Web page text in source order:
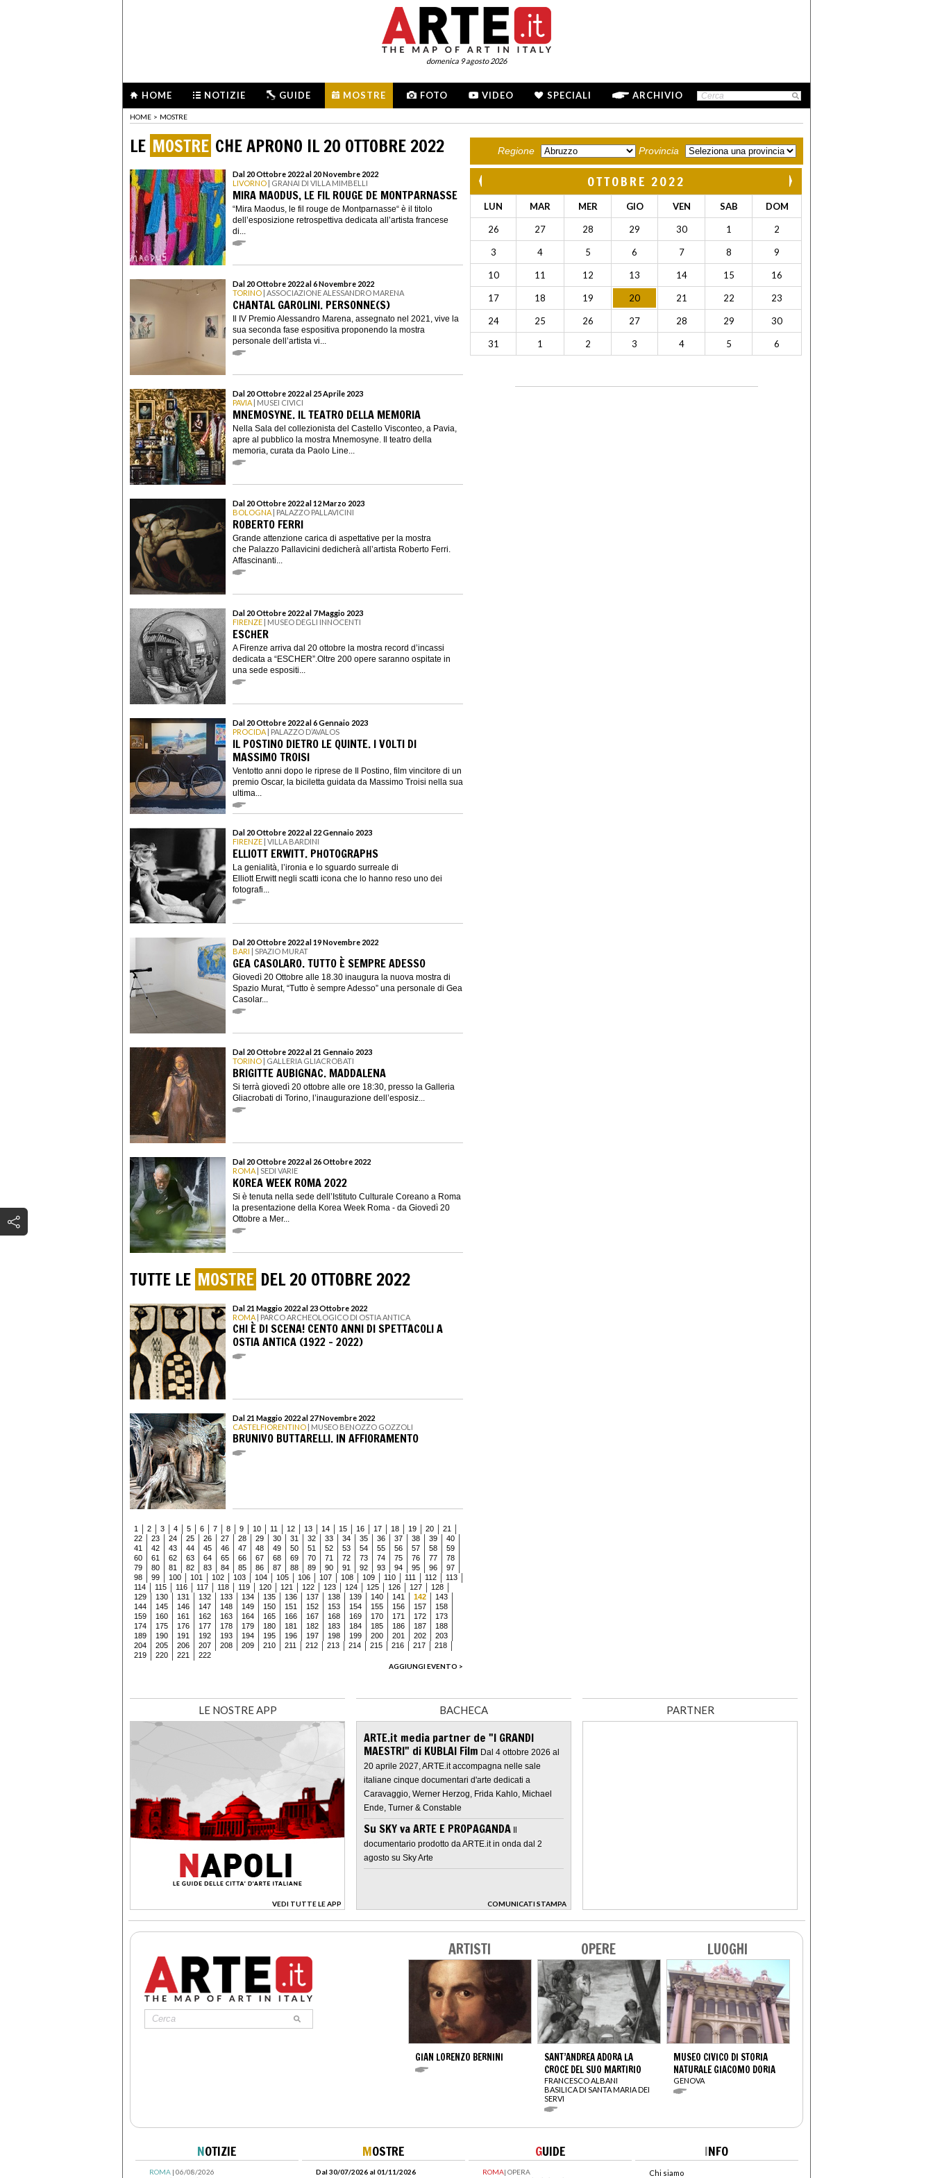
domenica 9 agosto 2026
HOME NOTIZIE GUIDE MOSTRE FOTO VIDEO SPECIALI ARCHIVIO
HOME > MOSTRE
LE MOSTRE CHE APRONO IL 20 OTTOBRE 2022
Dal 20 Ottobre 2022 al 20 Novembre 2022
LIVORNO | GRANAI DI VILLA MIMBELLI
MIRA MAODUS, LE FIL ROUGE DE MONTPARNASSE
“Mira Maodus, le fil rouge de Montparnasse“ è il titolo
dell’esposizione retrospettiva dedicata all’artista francese
di...
Dal 20 Ottobre 2022 al 6 Novembre 2022
TORINO | ASSOCIAZIONE ALESSANDRO MARENA
CHANTAL GAROLINI. PERSONNE(S)
Il IV Premio Alessandro Marena, assegnato nel 2021, vive la
sua seconda fase espositiva proponendo la mostra
personale dell’artista vi...
Dal 20 Ottobre 2022 al 25 Aprile 2023
PAVIA | MUSEI CIVICI
MNEMOSYNE. IL TEATRO DELLA MEMORIA
Nella Sala del collezionista del Castello Visconteo, a Pavia,
apre al pubblico la mostra Mnemosyne. Il teatro della
memoria, curata da Paolo Line...
Dal 20 Ottobre 2022 al 12 Marzo 2023
BOLOGNA | PALAZZO PALLAVICINI
ROBERTO FERRI
Grande attenzione carica di aspettative per la mostra
che Palazzo Pallavicini dedicherà all’artista Roberto Ferri.
Affascinanti...
Dal 20 Ottobre 2022 al 7 Maggio 2023
FIRENZE | MUSEO DEGLI INNOCENTI
ESCHER
A Firenze arriva dal 20 ottobre la mostra record d’incassi
dedicata a “ESCHER”.Oltre 200 opere saranno ospitate in
una sede espositi...
Dal 20 Ottobre 2022 al 6 Gennaio 2023
PROCIDA | PALAZZO D’AVALOS
IL POSTINO DIETRO LE QUINTE. I VOLTI DI
MASSIMO TROISI
Ventotto anni dopo le riprese de Il Postino, film vincitore di un
premio Oscar, la biciletta guidata da Massimo Troisi nella sua
ultima...
Dal 20 Ottobre 2022 al 22 Gennaio 2023
FIRENZE | VILLA BARDINI
ELLIOTT ERWITT. PHOTOGRAPHS
La genialità, l’ironia e lo sguardo surreale di
Elliott Erwitt negli scatti icona che lo hanno reso uno dei
fotografi...
Dal 20 Ottobre 2022 al 19 Novembre 2022
BARI | SPAZIO MURAT
GEA CASOLARO. TUTTO È SEMPRE ADESSO
Giovedì 20 Ottobre alle 18.30 inaugura la nuova mostra di
Spazio Murat, “Tutto è sempre Adesso” una personale di Gea
Casolar...
Dal 20 Ottobre 2022 al 21 Gennaio 2023
TORINO | GALLERIA GLIACROBATI
BRIGITTE AUBIGNAC. MADDALENA
Si terrà giovedì 20 ottobre alle ore 18:30, presso la Galleria
Gliacrobati di Torino, l’inaugurazione dell’esposiz...
Dal 20 Ottobre 2022 al 26 Ottobre 2022
ROMA | SEDI VARIE
KOREA WEEK ROMA 2022
Si è tenuta nella sede dell’Istituto Culturale Coreano a Roma
la presentazione della Korea Week Roma - da Giovedì 20
Ottobre a Mer...
TUTTE LE MOSTRE DEL 20 OTTOBRE 2022
Dal 21 Maggio 2022 al 23 Ottobre 2022
ROMA | PARCO ARCHEOLOGICO DI OSTIA ANTICA
CHI È DI SCENA! CENTO ANNI DI SPETTACOLI A
OSTIA ANTICA (1922 – 2022)
Dal 21 Maggio 2022 al 27 Novembre 2022
CASTELFIORENTINO | MUSEO BENOZZO GOZZOLI
BRUNIVO BUTTARELLI. IN AFFIORAMENTO
1 2 3 4 5 6 7 8 9 10 11 12 13 14 15 16 17 18 19 20
21
22
23 24 25 26 27 28 29 30 31 32 33 34 35 36 37 38 39
40
41
42 43 44 45 46 47 48 49 50 51 52 53 54 55 56 57 58
59
60
61 62 63 64 65 66 67 68 69 70 71 72 73 74 75 76 77
78
79
80 81 82 83 84 85 86 87 88 89 90 91 92 93 94 95 96
97
98
99 100 101 102 103 104 105 106 107 108 109 110 111 112
113
114
115 116 117 118 119 120 121 122 123 124 125 126 127
128
129
130 131 132 133 134 135 136 137 138 139 140 141 142
143
144
145 146 147 148 149 150 151 152 153 154 155 156 157
158
159
160 161 162 163 164 165 166 167 168 169 170 171 172
173
174
175 176 177 178 179 180 181 182 183 184 185 186 187
188
189
190 191 192 193 194 195 196 197 198 199 200 201 202
203
204
205 206 207 208 209 210 211 212 213 214 215 216 217
218
219
220 221
222
AGGIUNGI EVENTO >
Regione Provincia
OTTOBRE 2022
LUN MAR MER GIO VEN SAB DOM
26 27 28 29 30 1 2
3 4 5 6 7 8 9
10 11 12 13 14 15 16
17 18 19 20 21 22 23
24 25 26 27 28 29 30
31 1 2 3 4 5 6
LE NOSTRE APP
VEDI TUTTE LE APP
>
BACHECA
ARTE.it media partner de "I GRANDI
MAESTRI" di KUBLAI Film Dal 4 ottobre 2026 al
20 aprile 2027, ARTE.it accompagna nelle sale
italiane cinque documentari d'arte dedicati a
Caravaggio, Werner Herzog, Frida Kahlo, Michael
Ende, Turner & Constable
Su SKY va ARTE E PROPAGANDA Il
documentario prodotto da ARTE.it in onda dal 2
agosto su Sky Arte
COMUNICATI STAMPA
>
PARTNER
ARTISTI
GIAN LORENZO BERNINI
OPERE
SANT’ANDREA ADORA LA
CROCE DEL SUO MARTIRIO
FRANCESCO ALBANI
BASILICA DI SANTA MARIA DEI
SERVI
LUOGHI
MUSEO CIVICO DI STORIA
NATURALE GIACOMO DORIA
GENOVA
NOTIZIE
ROMA| 06/08/2026
MOSTRE
Dal 30/07/2026 al 01/11/2026
GUIDE
ROMA| OPERA
INFO
Chi siamo